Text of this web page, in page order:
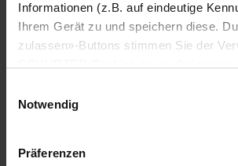
Informationen (z.B. auf eindeutige
Ihrem Gerät zu und speichern diese.
zulassen»-Buttons stimmen Sie der
«Cookie-Einstellungen verwalten» am
Einstellungen werden unseren
keinen Einfluss auf die Browserdaten.
erhalten Sie in unserer
Notwendig
Präferenzen